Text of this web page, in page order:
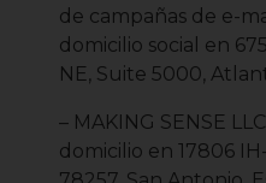
de campañas de e-
domicilio social en
NE, Suite 5000,
– MAKING SENSE
domicilio en 17806